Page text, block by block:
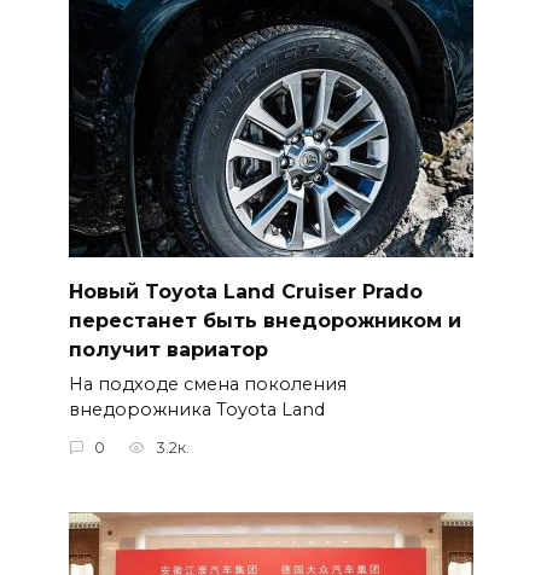
Новый Toyota Land Cruiser Prado
перестанет быть внедорожником и
получит вариатор
На подходе смена поколения
внедорожника Toyota Land
0 3.2к.